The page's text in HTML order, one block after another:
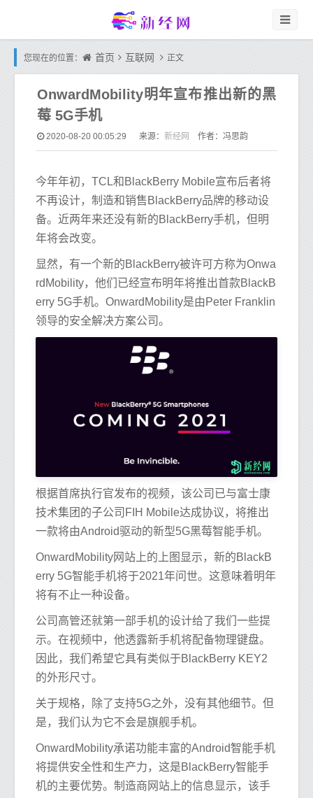
您现在的位置： 首页 互联网 正文
OnwardMobility明年宣布推出新的黑
莓 5G手机
2020-08-20 00:05:29 来源： 新经网 作者：冯思韵
今年年初，TCL和BlackBerry Mobile宣布后者将
不再设计，制造和销售BlackBerry品牌的移动设
备。近两年来还没有新的BlackBerry手机，但明
年将会改变。
显然，有一个新的BlackBerry被许可方称为Onwa
rdMobility，他们已经宣布明年将推出首款BlackB
erry 5G手机。OnwardMobility是由Peter Franklin
领导的安全解决方案公司。
根据首席执行官发布的视频，该公司已与富士康
技术集团的子公司FIH Mobile达成协议，将推出
一款将由Android驱动的新型5G黑莓智能手机。
OnwardMobility网站上的上图显示，新的BlackB
erry 5G智能手机将于2021年问世。这意味着明年
将有不止一种设备。
公司高管还就第一部手机的设计给了我们一些提
示。在视频中，他透露新手机将配备物理键盘。
因此，我们希望它具有类似于BlackBerry KEY2
的外形尺寸。
关于规格，除了支持5G之外，没有其他细节。但
是，我们认为它不会是旗舰手机。
OnwardMobility承诺功能丰富的Android智能手机
将提供安全性和生产力，这是BlackBerry智能手
机的主要优势。制造商网站上的信息显示，该手